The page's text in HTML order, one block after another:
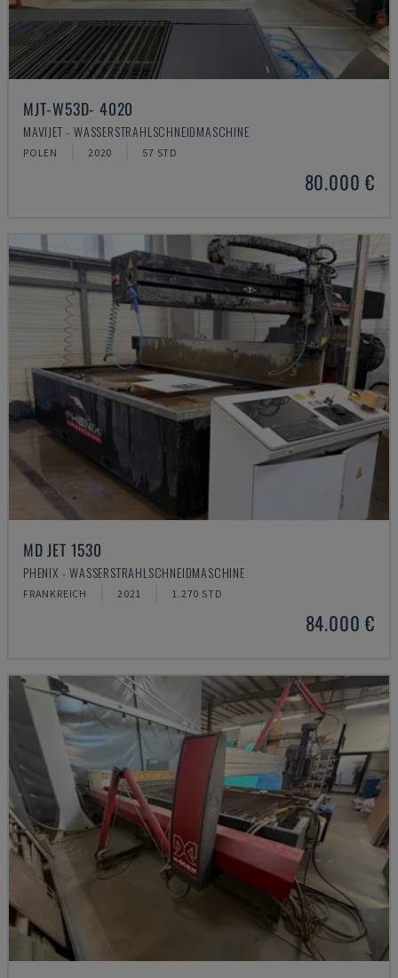
MJT-W53D- 4020
MAVIJET - WASSERSTRAHLSCHNEIDMASCHINE
POLEN 2020 57 STD
80.000 €
MD JET 1530
PHENIX - WASSERSTRAHLSCHNEIDMASCHINE
FRANKREICH 2021 1.270 STD
84.000 €